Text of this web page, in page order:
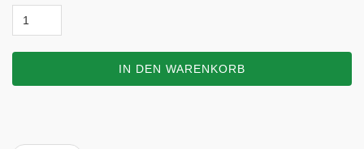
IN DEN WARENKORB